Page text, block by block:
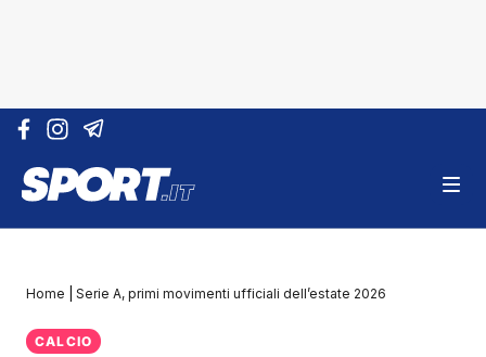
Vai al contenuto
Home Serie A, primi movimenti ufficiali dell’estate 2026
CALCIO